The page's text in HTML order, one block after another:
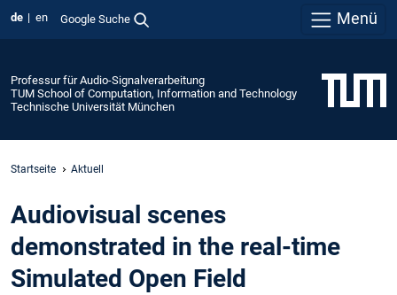
de en Google Suche Menü
Professur für Audio-Signalverarbeitung
TUM School of Computation, Information and Technology
Technische Universität München
Startseite Aktuell
Audiovisual scenes
demonstrated in the real-time
Simulated Open Field